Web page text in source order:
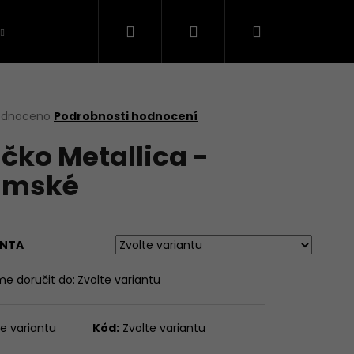
VTIPNÁ TRIČKA KAPELY ČESKÉ
Přihlášení
Podrobnosti hodnocení
Metallica -
doručit do: Zvolte variantu
variantu Kód: Zvolte variantu